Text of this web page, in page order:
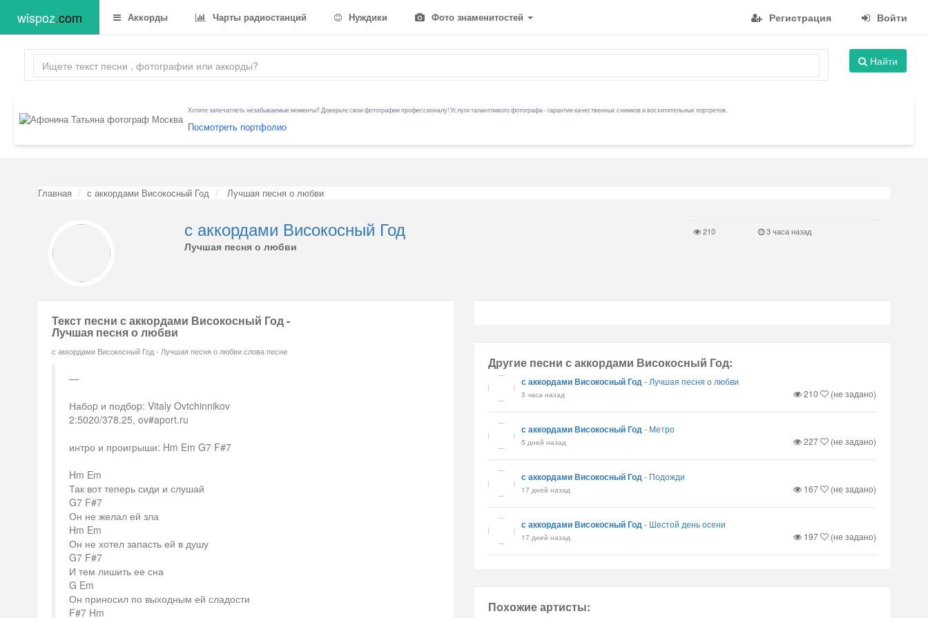
wispoz.com Аккорды Чарты радиостанций Нуждики Фото знаменитостей Регистрация Войти
Найти
Хотите запечатлеть незабываемые моменты? Доверьте свои фотографии профессионалу! Услуги талантливого фотографа - гарантия качественных снимков и восхитительных портретов.
Посмотреть портфолио
Главная с аккордами Високосный Год Лучшая песня о любви
с аккордами Високосный Год
Лучшая песня о любви
210 3 часа назад
Текст песни с аккордами Високосный Год -
Лучшая песня о любви
с аккордами Високосный Год - Лучшая песня о любви слова песни
Набоp и подбоp: Vitaly Ovtchinnikov
2:5020/378.25, ov#aport.ru
интро и проигрыши: Hm Em G7 F#7
Hm Em
Так вот теперь сиди и слушай
G7 F#7
Он не желал ей зла
Hm Em
Он не хотел запасть ей в душу
G7 F#7
И тем лишить ее сна
G Em
Он приносил по выходным ей сладости
F#7 Hm
Другие песни с аккордами Високосный Год:
с аккордами Високосный Год- Лучшая песня о любви
3 часа назад 210 (не задано)
с аккордами Високосный Год- Метро
5 дней назад 227 (не задано)
с аккордами Високосный Год- Подожди
17 дней назад 167 (не задано)
с аккордами Високосный Год- Шестой день осени
17 дней назад 197 (не задано)
Похожие артисты: